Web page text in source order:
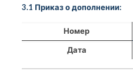
3.1 Приказ о дополнении:
Номер
Дата